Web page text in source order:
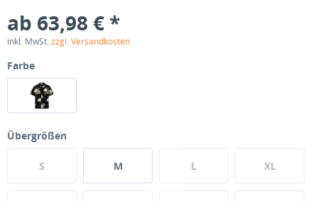
ab 63,98 € *
inkl. MwSt.zzgl. Versandkosten
Farbe
Übergrößen
S M L XL